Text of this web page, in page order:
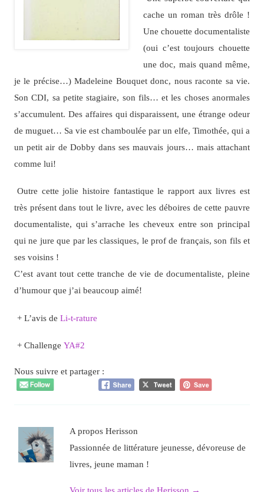
cache un roman très drôle !
Une chouette documentaliste
(oui c’est toujours chouette
une doc, mais quand même,
je le précise…) Madeleine Bouquet donc, nous raconte sa vie.
Son CDI, sa petite stagiaire, son fils… et les choses anormales
s’accumulent. Des affaires qui disparaissent, une étrange odeur
de muguet… Sa vie est chamboulée par un elfe, Timothée, qui a
un petit air de Dobby dans ses mauvais jours… mais attachant
comme lui!
Outre cette jolie histoire fantastique le rapport aux livres est
très présent dans tout le livre, avec les déboires de cette pauvre
documentaliste, qui s’arrache les cheveux entre son principal
qui ne jure que par les classiques, le prof de français, son fils et
ses voisins !
C’est avant tout cette tranche de vie de documentaliste, pleine
d’humour que j’ai beaucoup aimé!
+ L’avis de Li-t-rature
+ Challenge YA#2
Nous suivre et partager :
A propos Herisson
Passionnée de littérature jeunesse, dévoreuse de
livres, jeune maman !
Voir tous les articles de Herisson →